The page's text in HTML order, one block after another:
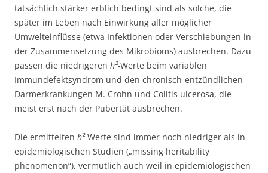
tatsächlich stärker erblich bedingt sind als solche, die
später im Leben nach Einwirkung aller möglicher
Umwelteinflüsse (etwa Infektionen oder Verschiebungen in
der Zusammensetzung des Mikrobioms) ausbrechen. Dazu
passen die niedrigeren h²-Werte beim variablen
Immundefektsyndrom und den chronisch-entzündlichen
Darmerkrankungen M. Crohn und Colitis ulcerosa, die
meist erst nach der Pubertät ausbrechen.
Die ermittelten h²-Werte sind immer noch niedriger als in
epidemiologischen Studien („missing heritability
phenomenon“), vermutlich auch weil in epidemiologischen